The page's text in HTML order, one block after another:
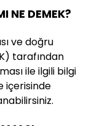
DEMEK?
ve doğru
tarafından
ile ilgili bilgi
içerisinde